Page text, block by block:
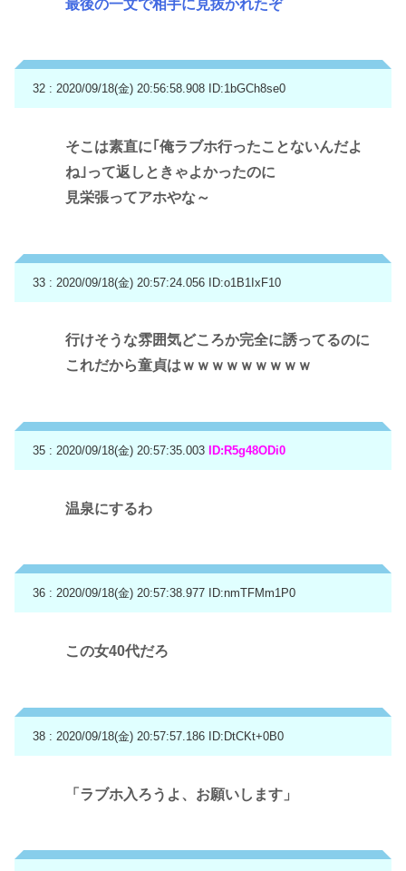
最後の一文で相手に見抜かれたぞ
32 : 2020/09/18(金) 20:56:58.908 ID:1bGCh8se0
そこは素直に｢俺ラブホ行ったことないんだよ
ね｣って返しときゃよかったのに
見栄張ってアホやな～
33 : 2020/09/18(金) 20:57:24.056 ID:o1B1IxF10
行けそうな雰囲気どころか完全に誘ってるのに
これだから童貞はｗｗｗｗｗｗｗｗｗ
35 : 2020/09/18(金) 20:57:35.003 ID:R5g48ODi0
温泉にするわ
36 : 2020/09/18(金) 20:57:38.977 ID:nmTFMm1P0
この女40代だろ
38 : 2020/09/18(金) 20:57:57.186 ID:DtCKt+0B0
「ラブホ入ろうよ、お願いします」